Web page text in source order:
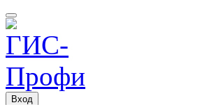
Вход